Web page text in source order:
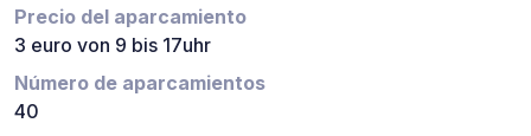
Precio del aparcamiento
3 euro von 9 bis 17uhr
Número de aparcamientos
40